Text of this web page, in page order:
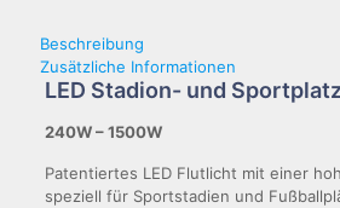
Beschreibung
Zusätzliche Informationen
LED Stadion- und
240W – 1500W
Patentiertes LED Flutlicht mit einer
speziell für Sportstadien und